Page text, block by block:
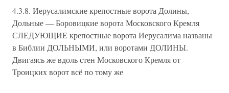
4.3.8. Иерусалимские крепостные ворота Долины,
Дольные — Боровицкие ворота Московского Кремля
СЛЕДУЮЩИЕ крепостные ворота Иерусалима названы
в Библии ДОЛЬНЫМИ, или воротами ДОЛИНЫ.
Двигаясь же вдоль стен Московского Кремля от
Троицких ворот всё по тому же